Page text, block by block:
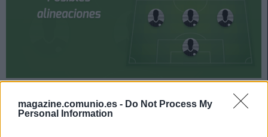
magazine.comunio.es - Do Not Process My
Personal Information
a las 21:00. Real Madrid y Valencia se verán las caras el
domingo a las 16:15 horas. ¿Quién jugará en los